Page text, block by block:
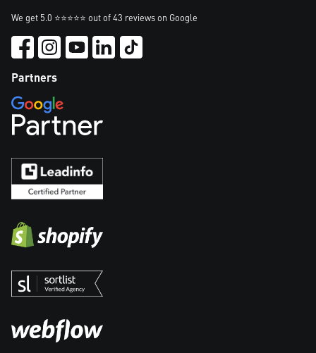
We get 5.0 ⭐⭐⭐⭐⭐ out of 43 reviews on Google
Partners